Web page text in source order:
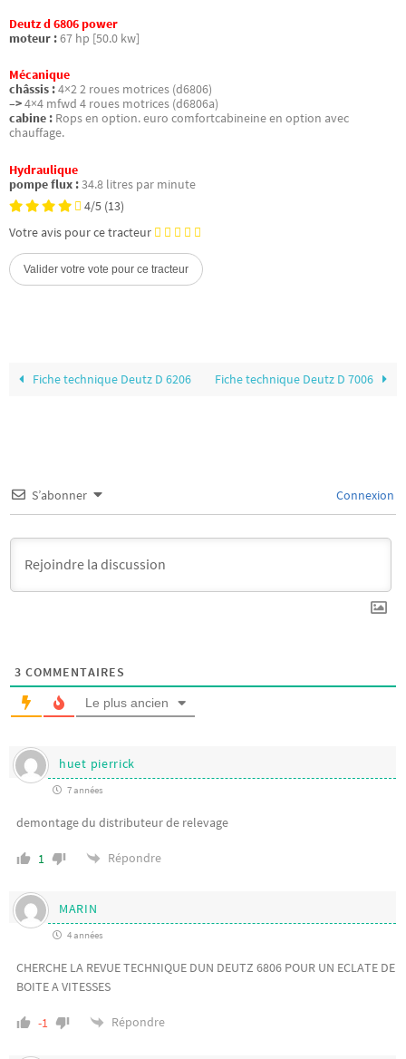
Deutz d 6806 power
moteur :67 hp [50.0 kw]
Mécanique
châssis :4×2 2 roues motrices (d6806)
–>4×4 mfwd 4 roues motrices (d6806a)
cabine : Rops en option. euro comfortcabineine en option avec
chauffage.
Hydraulique
pompe flux :34.8 litres par minute
4/5 (13)
Votre avis pour ce tracteur
Fiche technique Deutz D 6206 Fiche technique Deutz D 7006
S’abonner Connexion
3 COMMENTAIRES
Le plus ancien
huet pierrick
7 années
demontage du distributeur de relevage
1 Répondre
MARIN
4 années
CHERCHE LA REVUE TECHNIQUE DUN DEUTZ 6806 POUR UN ECLATE DE
BOITE A VITESSES
-1 Répondre